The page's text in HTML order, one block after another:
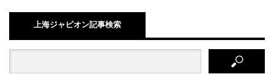
上海ジャピオン記事検索